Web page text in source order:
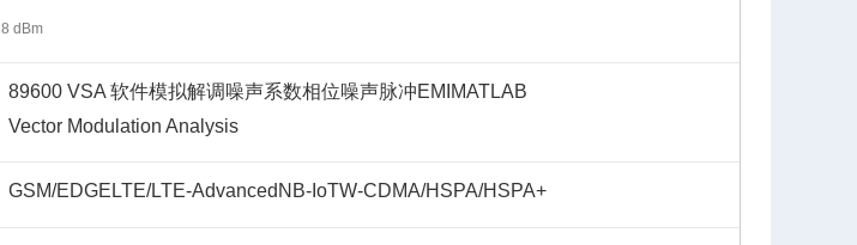
dBm
89600 VSA 软件模拟解调噪声系数相位噪声脉冲EMI MATLAB
Vector Modulation Analysis
GSM/EDGE LTE/LTE-Advanced NB-IoTW-CDMA/HSPA/HSPA+